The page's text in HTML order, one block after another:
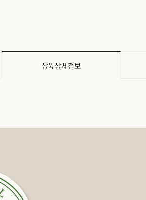
상품상세정보